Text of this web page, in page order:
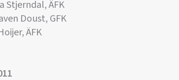
Stjerndal, ÄFK
Doust, GFK
ÄFK